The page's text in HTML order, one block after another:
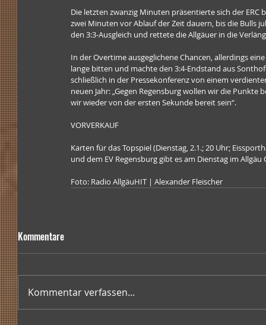
Die letzten zwanzig Minuten präsentierte sich der
zwei Minuten vor Ablauf der Zeit dauern, bis die Bulls
den 3:3-Ausgleich und rettete die Allgäuer in die
In der Overtime ausgeglichene Chancen, allerdings
lange bitten und machte den 3:4-Endstand aus
schließlich in der Pressekonferenz von einem
neuen Jahr: „Gegen Regensburg wollen wir die
wir wieder von der ersten Sekunde bereit sein“.
VORVERKAUF
Karten für das Topspiel (Dienstag, 2.1.; 20 Uhr;
und dem EV Regensburg gibt es am Dienstag im
Foto: Radio AllgäuHIT | Alexander Fleischer
Kommentare
Kommentar verfassen...